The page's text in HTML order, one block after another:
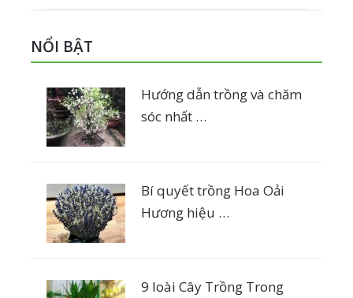
NỔI BẬT
Hướng dẫn trồng và chăm
sóc nhất …
Bí quyết trồng Hoa Oải
Hương hiệu …
9 loài Cây Trồng Trong